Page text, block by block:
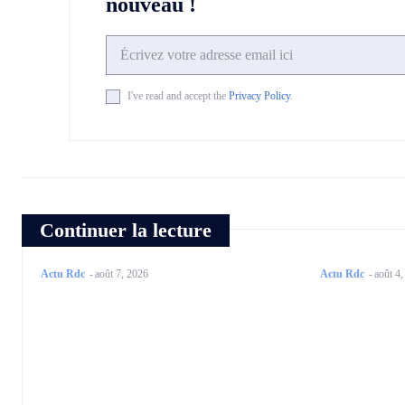
I've read and accept the Privacy Policy.
Continuer la lecture
Actu Rdc -août 7, 2026 Actu Rdc -août